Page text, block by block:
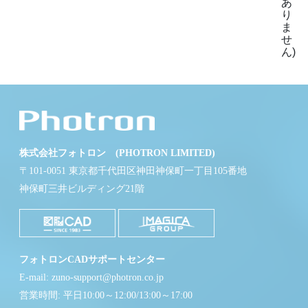
あ
り
ま
せ
ん)
株式会社フォトロン (PHOTRON LIMITED)
〒101-0051 東京都千代田区神田神保町一丁目105番地
神保町三井ビルディング21階
フォトロンCADサポートセンター
E-mail: zuno-support@photron.co.jp
営業時間: 平日10:00～12:00/13:00～17:00